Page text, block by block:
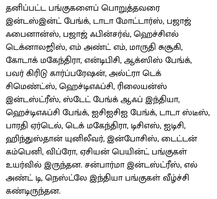
தனிப்பட்ட பங்குகளைப் பொறுத்தவரை
இன்டஸ்இன்ட் பேங்க், டாடா மோட்டார்ஸ், பஜாஜ்
ஃபைனான்ஸ், பஜாஜ் ஃபின்சர்வ், ஹெச்சிஎல்
டெக்னாலஜிஸ், எம் அண்ட் எம், மாருதி சுசூகி,
கோடாக் மகேந்திரா, என்டிபிசி, ஆக்ஸிஸ் பேங்க்,
பவர் கிரிடு கார்ப்பரேஷன், அல்ட்ரா டெக்
சிமெண்ட்ஸ், ஹெச்டிஎஃப்சி, ரிலையன்ஸ்
இன்டஸ்ட்ரீஸ், ஸ்டேட் பேங்க் ஆஃப் இந்தியா,
ஹெச்டிஎஃப்சி பேங்க், ஐசிஐசிஐ பேங்க், டாடா ஸ்டீஸ்,
பாரதி ஏர்டெல், டெக் மகேந்திரா, டிசிஎஸ், ஐடிசி,
ஹிந்துஸ்தான் யுனிலீவர், இன்போசிஸ், டைட்டன்
கம்பெனி, விப்ரோ, ஏசியன் பெயின்ட் பங்குகள்
உயர்வில் இருந்தன. சன்பார்மா இன்டஸ்ட்ரீஸ், எல்
அண்ட் டி, நெஸ்ட்லே இந்தியா பங்குகள் வீழ்ச்சி
கண்டிருந்தன.